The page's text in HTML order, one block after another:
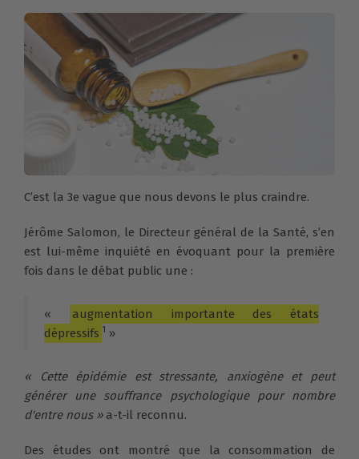
C’est la 3e vague que nous devons le plus craindre.
Jérôme Salomon, le Directeur général de la Santé, s’en
est lui-même inquiété en évoquant pour la première
fois dans le débat public une :
«
augmentation importante des états
dépressifs 1 »
« Cette épidémie est stressante, anxiogène et peut
générer une souffrance psychologique pour nombre
d'entre nous »a-t-il reconnu.
Des études ont montré que la consommation de